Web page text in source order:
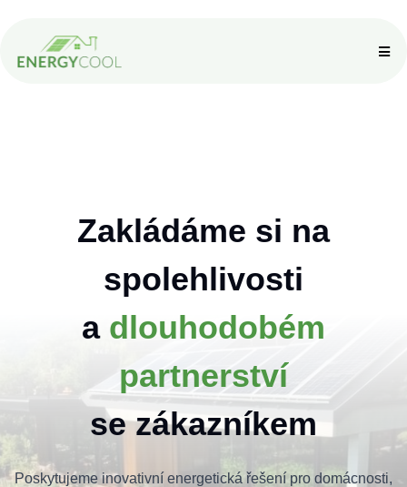
Zakládáme si na
spolehlivosti
a dlouhodobém
partnerství
se zákazníkem
Poskytujeme inovativní energetická řešení pro domácnosti,